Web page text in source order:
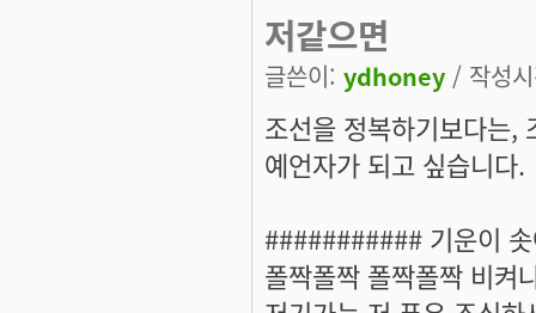
저같으면
글쓴이: ydhoney / 작성
조선을 정복하기보다는,
예언자가 되고 싶습니
########### 기운이
폴짝폴짝 폴짝폴짝 비켜